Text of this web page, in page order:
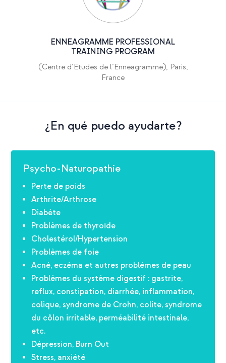
ENNEAGRAMME PROFESSIONAL
TRAINING PROGRAM
(Centre d’Etudes de l’Enneagramme), Paris,
France
¿En qué puedo ayudarte?
Psycho-Naturopathie
Perte de poids
Arthrite/Arthrose
Diabète
Problèmes de thyroïde
Cholestérol/Hypertension
Problèmes de foie
Acné, eczéma et autres problèmes de peau
Problèmes du système digestif : gastrite,
reflux, constipation, diarrhée, inflammation,
colique, syndrome de Crohn, colite, syndrome
du côlon irritable, perméabilité intestinale,
etc.
Dépression, Burn Out
Stress, anxiété